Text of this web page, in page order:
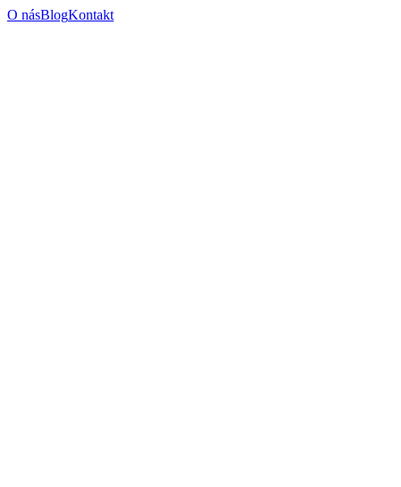
O násBlogKontakt